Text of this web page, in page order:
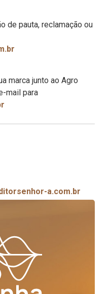
de pauta, reclamação ou
marca junto ao Agro
mail para
a.com.br